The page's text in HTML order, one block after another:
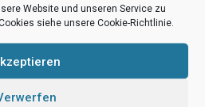
Website und unseren Service zu
siehe unsere Cookie-Richtlinie.